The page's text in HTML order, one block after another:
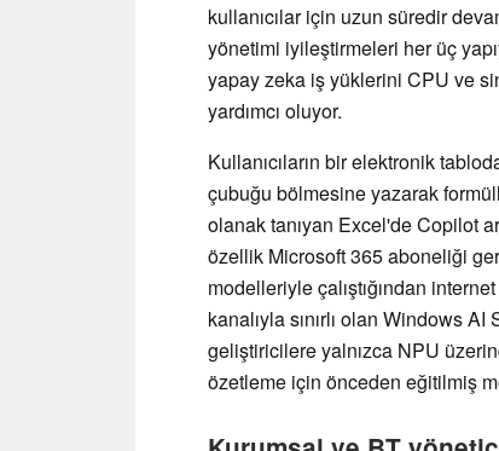
kullanıcılar için uzun süredir
yönetimi iyileştirmeleri her üç
yapay zeka iş yüklerini CPU ve
yardımcı oluyor.
Kullanıcıların bir elektronik
çubuğu bölmesine yazarak
olanak tanıyan Excel'de Copilot
özellik Microsoft 365 aboneliği
modelleriyle çalıştığından
kanalıyla sınırlı olan Windows
geliştiricilere yalnızca NPU
özetleme için önceden eğitilmiş